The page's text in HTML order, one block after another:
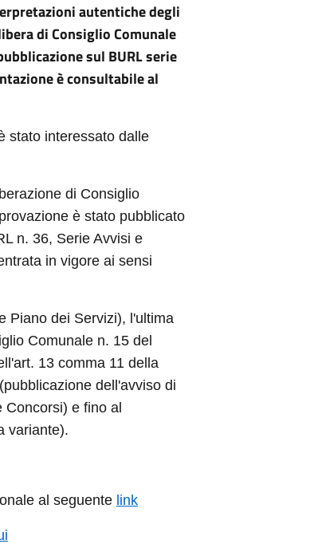
autentiche degli
di Consiglio Comunale
sul BURL serie
è consultabile al
stato interessato dalle
di Consiglio
è stato pubblicato
n. 36, Serie Avvisi e
in vigore ai sensi
Piano dei Servizi), l'ultima
Comunale n. 15 del
13 comma 11 della
dell'avviso di
e fino al
variante).
al seguente link